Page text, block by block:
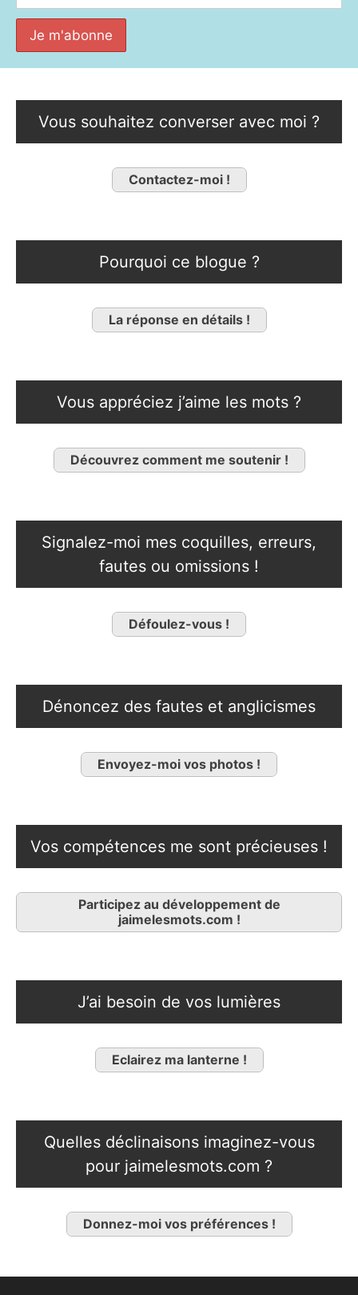
Vous souhaitez converser avec moi ?
Contactez-moi !
Pourquoi ce blogue ?
La réponse en détails !
Vous appréciez j’aime les mots ?
Découvrez comment me soutenir !
Signalez-moi mes coquilles, erreurs,
fautes ou omissions !
Défoulez-vous !
Dénoncez des fautes et anglicismes
Envoyez-moi vos photos !
Vos compétences me sont précieuses !
Participez au développement de
jaimelesmots.com !
J’ai besoin de vos lumières
Eclairez ma lanterne !
Quelles déclinaisons imaginez-vous
pour jaimelesmots.com ?
Donnez-moi vos préférences !